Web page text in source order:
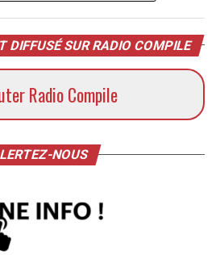
DIFFUSÉ SUR RADIO COMPILE
Radio Compile
NOUS